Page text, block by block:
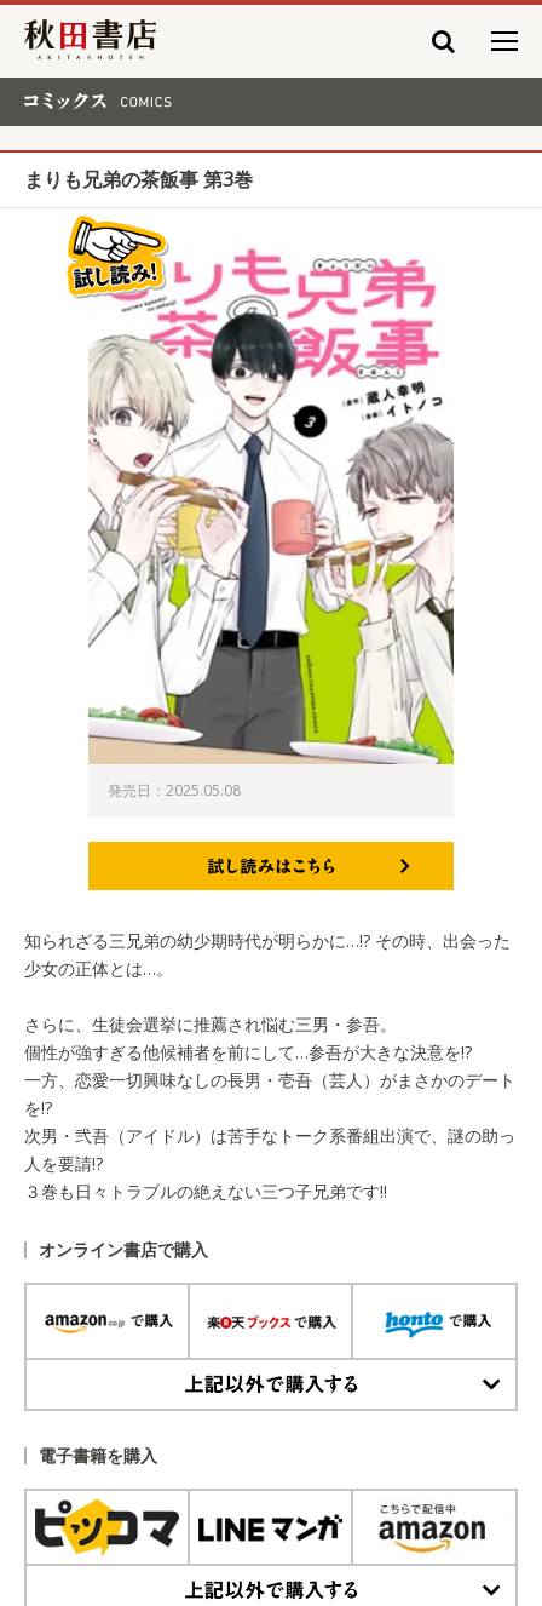
秋田書店
まりも兄弟の茶飯事 第3巻
発売日：2025.05.08
知られざる三兄弟の幼少期時代が明らかに…!? その時、出会った
少女の正体とは…。
さらに、生徒会選挙に推薦され悩む三男・参吾。
個性が強すぎる他候補者を前にして…参吾が大きな決意を!?
一方、恋愛一切興味なしの長男・壱吾（芸人）がまさかのデート
を!?
次男・弐吾（アイドル）は苦手なトーク系番組出演で、謎の助っ
人を要請!?
３巻も日々トラブルの絶えない三つ子兄弟です!!
オンライン書店で購入
電子書籍を購入